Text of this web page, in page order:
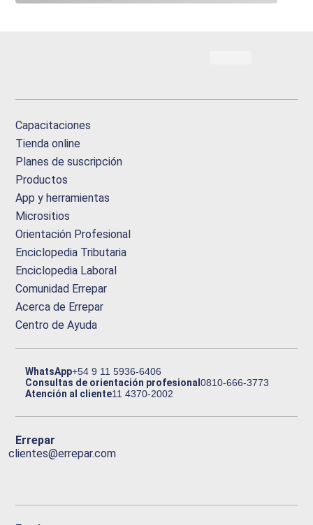
Capacitaciones
Tienda online
Planes de suscripción
Productos
App y herramientas
Micrositios
Orientación Profesional
Enciclopedia Tributaria
Enciclopedia Laboral
Comunidad Errepar
Acerca de Errepar
Centro de Ayuda
WhatsApp+54 9 11 5936-6406
Consultas de orientación profesional0810-666-3773
Atención al cliente11 4370-2002
Errepar
clientes@errepar.com